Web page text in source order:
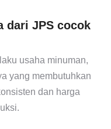
dari JPS cocok
usaha minuman,
yang membutuhkan
dan harga